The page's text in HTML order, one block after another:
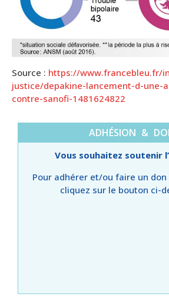
Source : https://www.francebleu.fr/
justice/depakine-lancement-d-une-
contre-sanofi-1481624822
ADHÉSION &
Vous souhaitez soutenir
Pour adhérer et/ou faire un don
cliquez sur le bouton ci-